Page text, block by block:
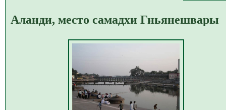
Аланди, место самадхи Гньянешвары